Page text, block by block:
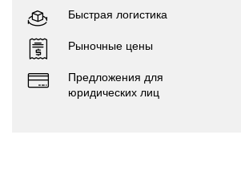
Быстрая логистика
Рыночные цены
Предложения для
юридических лиц